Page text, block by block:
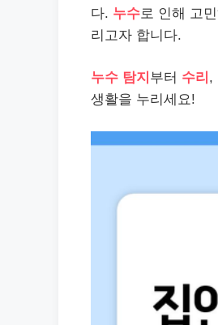
다. 누수로 인해 고
리고자 합니다.
누수 탐지 부터 수리 ,
생활을 누리세요!